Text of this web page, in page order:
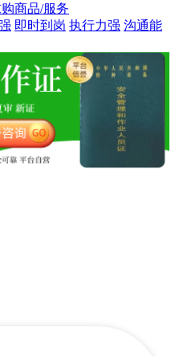
商品/服务
即时到岗 执行力强 沟通能